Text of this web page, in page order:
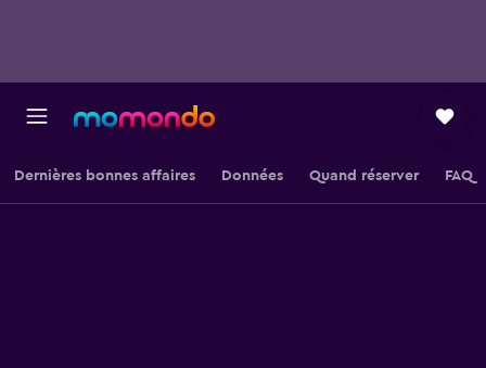
Dernières bonnes affaires Données Quand réserver FAQ